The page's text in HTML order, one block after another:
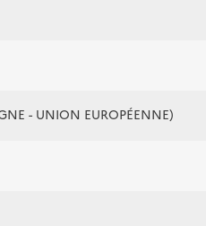
- UNION EUROPÉENNE)